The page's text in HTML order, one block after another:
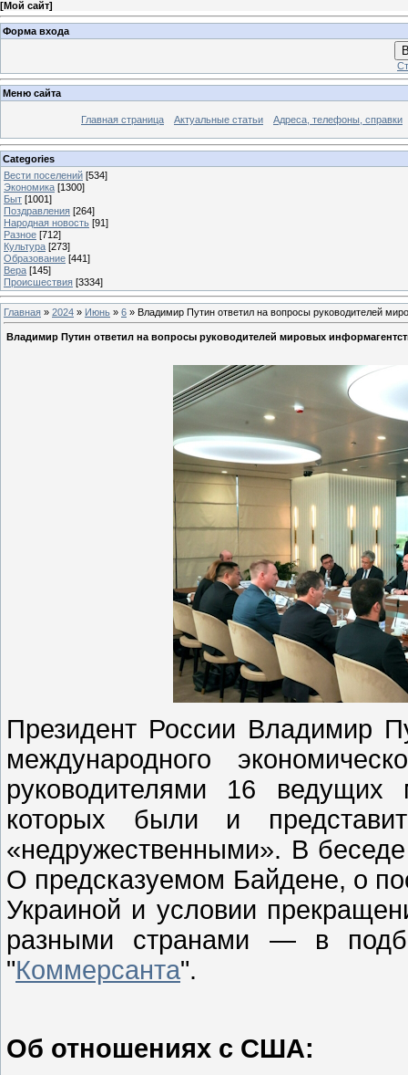
[Мой сайт]
Форма входа
Меню сайта
Главная страница Актуальные статьи Адреса, телефоны, справки
Categories
Вести поселений [534]
Экономика [1300]
Быт [1001]
Поздравления [264]
Народная новость [91]
Разное [712]
Культура [273]
Образование [441]
Вера [145]
Происшествия [3334]
Главная » 2024 » Июнь » 6 » Владимир Путин ответил на вопросы руководителей
Владимир Путин ответил на вопросы руководителей мировых
Президент России Владимир
международного
руководителями 16 ведущих
которых были и
«недружественными». В
О предсказуемом Байдене, о
Украиной и условии
разными странами — в
"Коммерсанта".
Об отношениях с США: